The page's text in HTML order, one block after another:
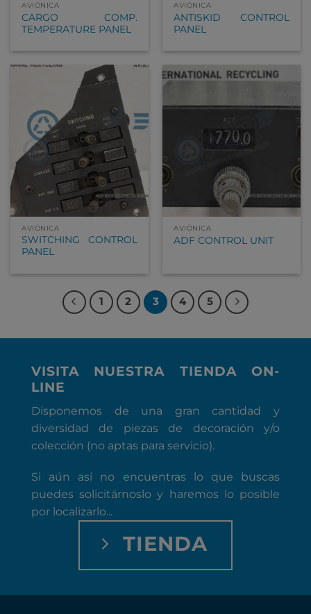
AVIÓNICA
CARGO COMP.
TEMPERATURE PANEL
AVIÓNICA
ANTISKID CONTROL
PANEL
AVIÓNICA
SWITCHING CONTROL
PANEL
AVIÓNICA
ADF CONTROL UNIT
1 2 3 4 5
VISITA NUESTRA TIENDA ON-
LINE
Disponemos de una gran cantidad y
diversidad de piezas de decoración y/o
colección (no aptas para servicio).
Si aún así no encuentras lo que buscas
puedes solicitárnoslo y haremos lo posible
por localizarlo...
TIENDA